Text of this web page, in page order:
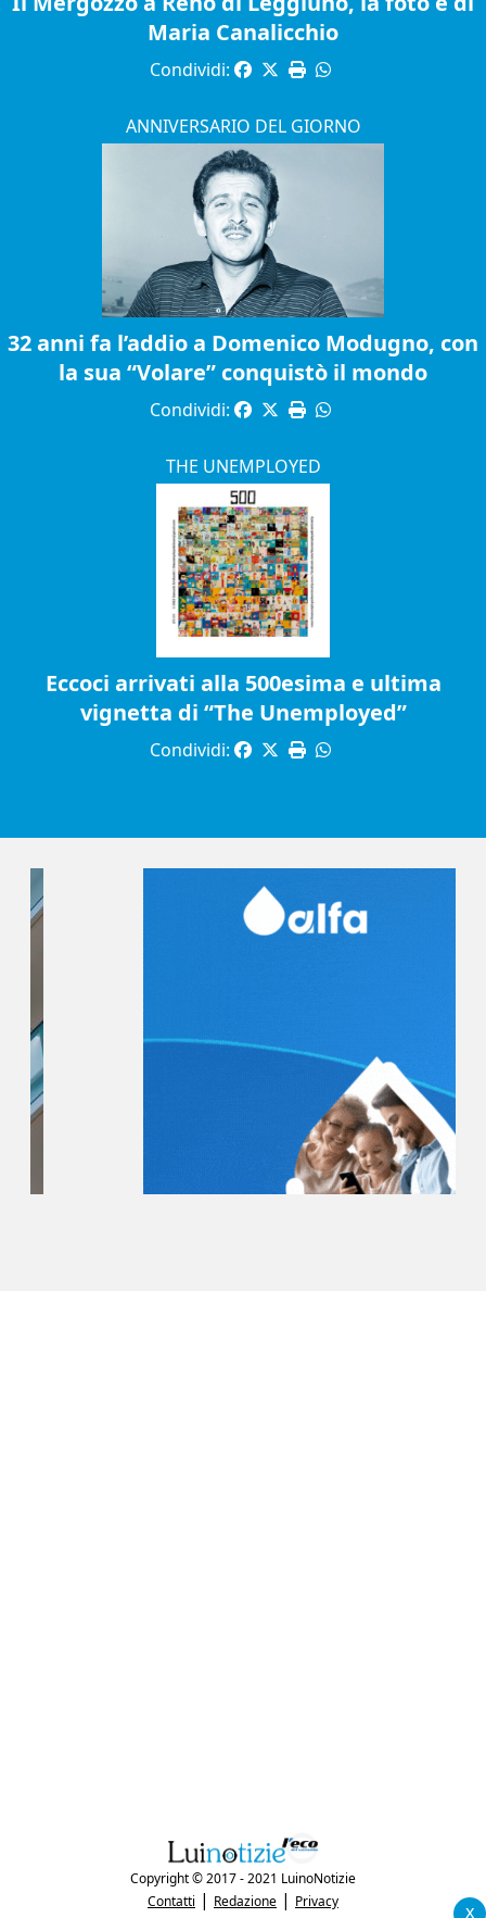
Maria Canalicchio
Condividi:
ANNIVERSARIO DEL GIORNO
32 anni fa l’addio a Domenico Modugno, con
la sua “Volare” conquistò il mondo
Condividi:
THE UNEMPLOYED
Eccoci arrivati alla 500esima e ultima
vignetta di “The Unemployed”
Condividi:
x
Copyright © 2017 - 2021 LuinoNotizie
Contatti | Redazione | Privacy